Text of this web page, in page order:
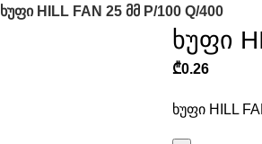
ხუფი HILL FAN 25 მმ P/100 Q/400
ხუფი
₾0.26
ხუფი HILL